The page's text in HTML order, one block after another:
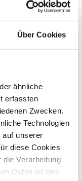
Über Cookies
ähnliche
erfassten
Zwecken.
Technologien
auf unserer
diese Cookies
die Verarbeitung
Daten ist Ihre
im Falle der
waren. Seit 1.1.2023
Arbeitnehmer
mitzuzählen. Die
nicht geändert.
Steuerrecht